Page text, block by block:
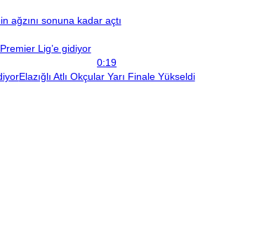
ağzını sonuna kadar açtı
Lig’e gidiyor
0:19
Elazığlı Atlı Okçular Yarı Finale Yükseldi